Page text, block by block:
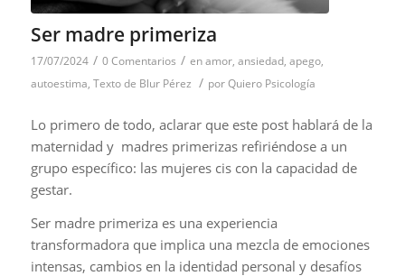
Ser madre primeriza
17/07/2024 / 0 Comentarios / enamor, ansiedad, apego,
autoestima, Texto de Blur Pérez / porQuiero Psicología
Lo primero de todo, aclarar que este post hablará de la
maternidad y madres primerizas refiriéndose a un
grupo específico: las mujeres cis con la capacidad de
gestar.
Ser madre primeriza es una experiencia
transformadora que implica una mezcla de emociones
intensas, cambios en la identidad personal y desafíos